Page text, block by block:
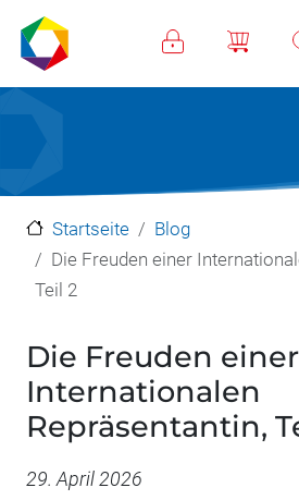
Direkt zum Inhalt
Startseite
Blog
Die Freuden einer
Teil 2
Die Freuden einer
Internationalen
Repräsentantin,
Datum
29. April 2026